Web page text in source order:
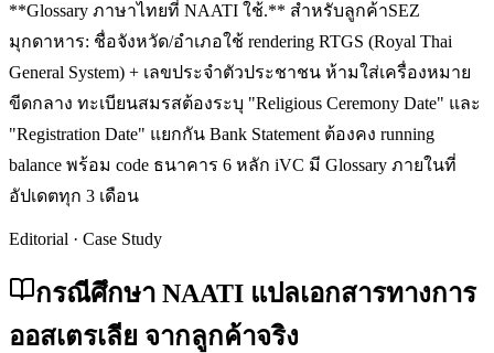
**Glossary ภาษาไทยที่ NAATI ใช้.** สำหรับลูกค้าSEZ
มุกดาหาร: ชื่อจังหวัด/อำเภอใช้ rendering RTGS (Royal Thai
General System) + เลขประจำตัวประชาชน ห้ามใส่เครื่องหมาย
ขีดกลาง ทะเบียนสมรสต้องระบุ "Religious Ceremony Date" และ
"Registration Date" แยกกัน Bank Statement ต้องคง running
balance พร้อม code ธนาคาร 6 หลัก iVC มี Glossary ภายในที่
อัปเดตทุก 3 เดือน
Editorial · Case Study
กรณีศึกษา NAATI แปลเอกสารทางการ
ออสเตรเลีย จากลูกค้าจริง